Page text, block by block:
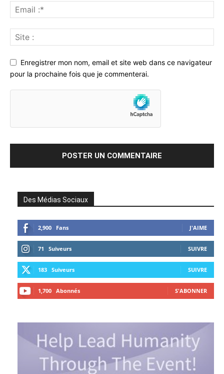
Enregistrer mon nom, email et site web dans ce navigateur
pour la prochaine fois que je commenterai.
Des Médias Sociaux
2,900 Fans J'AIME
71 Suiveurs SUIVRE
183 Suiveurs SUIVRE
1,700 Abonnés S'ABONNER